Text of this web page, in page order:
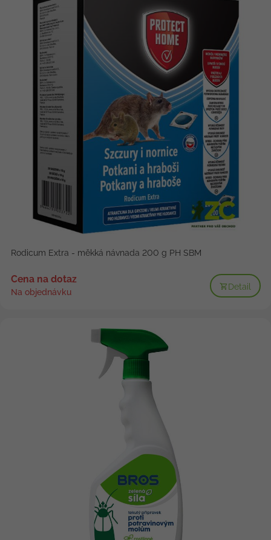
Rodicum Extra - měkká návnada 200 g PH SBM
Cena na dotaz
Na objednávku
Detail